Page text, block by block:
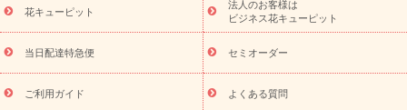
特集
お盆 花（新盆・初盆） 季節のイベント
お盆 花（新
盆・初盆）
お盆 花（新盆・初盆）
お盆・お供え 花とセットギ
フト
お盆・お供え プリザーブドフラワー
ひまわり ギフト・プ
レゼント特集
夏の花贈り・お中元・暑中見舞い 花のギフト特集
敬老の日におくる花ギフト・プレゼント特集
花キューピット
法人のお客様は
ビジネス花キューピット
当日配達特急便 セミオーダー
ご利用ガイド よくある質問